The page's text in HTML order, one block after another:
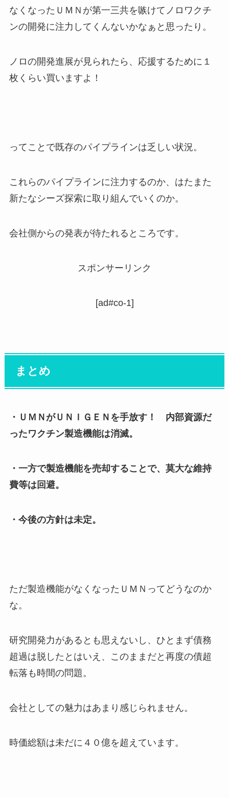
なくなったＵＭＮが第一三共を嗾けてノロワクチ
ンの開発に注力してくんないかなぁと思ったり。
ノロの開発進展が見られたら、応援するために１
枚くらい買いますよ！
ってことで既存のパイプラインは乏しい状況。
これらのパイプラインに注力するのか、はたまた
新たなシーズ探索に取り組んでいくのか。
会社側からの発表が待たれるところです。
スポンサーリンク
[ad#co-1]
まとめ
・ＵＭＮがＵＮＩＧＥＮを手放す！ 内部資源だ
ったワクチン製造機能は消滅。
・一方で製造機能を売却することで、莫大な維持
費等は回避。
・今後の方針は未定。
ただ製造機能がなくなったＵＭＮってどうなのか
な。
研究開発力があるとも思えないし、ひとまず債務
超過は脱したとはいえ、このままだと再度の債超
転落も時間の問題。
会社としての魅力はあまり感じられません。
時価総額は未だに４０億を超えています。